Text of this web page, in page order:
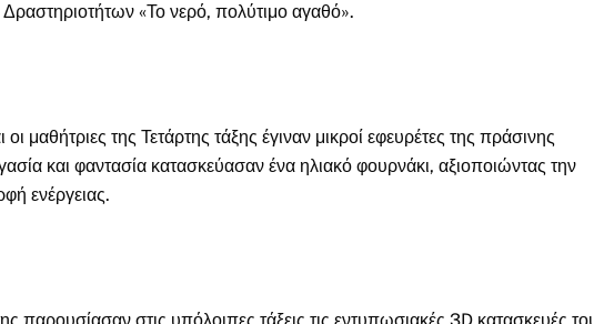
«Το νερό, πολύτιμο αγαθό».
μαθήτριες της Τετάρτης τάξης έγιναν μικροί εφευρέτες της πράσινης
και φαντασία κατασκεύασαν ένα ηλιακό φουρνάκι, αξιοποιώντας την
ενέργειας.